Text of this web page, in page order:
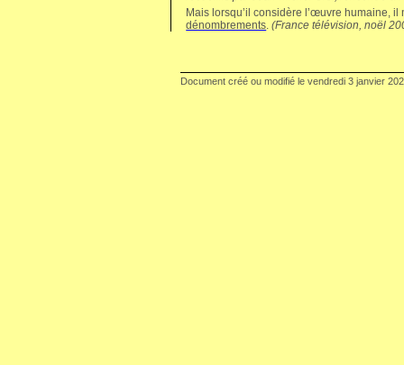
Mais lorsqu’il considère l’œuvre humaine,
dénombrements.(France télévision, noël
Document créé ou modifié le vendredi 3 janvier